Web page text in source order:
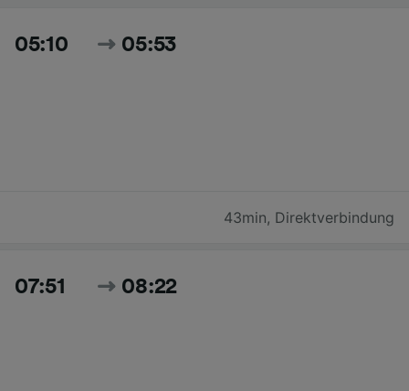
05:10 05:53
43min, Direktverbindung
07:51 08:22